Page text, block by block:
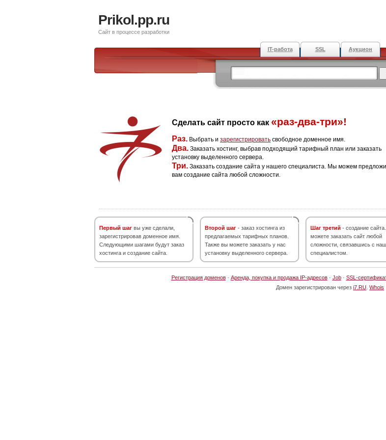
Prikol.pp.ru
Сайт в процессе разработки
IT-работа SSL Аукцион
Сделать сайт просто как «раз-два-три»!
Раз. Выбрать и зарегистрировать свободное доменное имя.
Два. Заказать хостинг, выбрав подходящий тарифный план или заказать
установку выделенного сервера.
Три. Заказать создание сайта у нашего специалиста. Мы можем
вам создание сайта любой сложности.
Первый шаг вы уже сделали,
зарегистрировав доменное имя.
Следующими шагами будут заказ
хостинга и создание сайта.
Второй шаг - заказ хостинга из
предлагаемых тарифных планов.
Также вы можете заказать у нас
установку выделенного сервера.
Шаг третий - создание
можете заказать сайт любой
сложности, связавшись с
специалистом.
Регистрация доменов· Аренда, покупка и продажа IP-адресов· Job· SSL-
Домен зарегистрирован через i7.RU Whois